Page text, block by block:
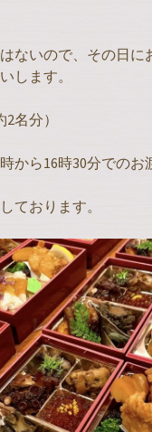
ないので、その日に
します。
名分）
から16時30分でのお
ております。